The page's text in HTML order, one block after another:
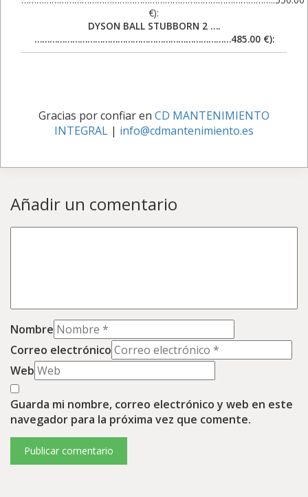
€):
DYSON BALL STUBBORN 2 ….
……………………………………………………………………485.00 €):
Gracias por confiar en CD MANTENIMIENTO
INTEGRAL | info@cdmantenimiento.es
Añadir un comentario
Nombre
Correo electrónico
Web
Guarda mi nombre, correo electrónico y web en este
navegador para la próxima vez que comente.